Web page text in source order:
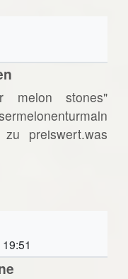
melon stones"
preiswert.was